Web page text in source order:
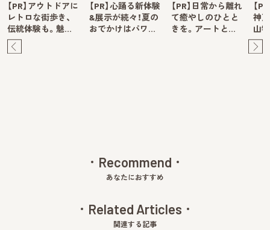
【PR】アウトドアに
レトロな街歩き、
伝統体験も。魅…
【PR】心踊る新体験
&展示が続々！夏の
おでかけはパワ…
【PR】日常から離れ
て癒やしのひとと
きを。アートと…
【
神
山
Recommend
あなたにおすすめ
Related Articles
関連する記事